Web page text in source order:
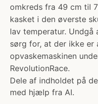
omkreds fra 49 cm til
kasket i den øverste
lav temperatur. Undgå
sørg for, at der ikke er
opvaskemaskinen
RevolutionRace.
Dele af indholdet på
med hjælp fra AI.